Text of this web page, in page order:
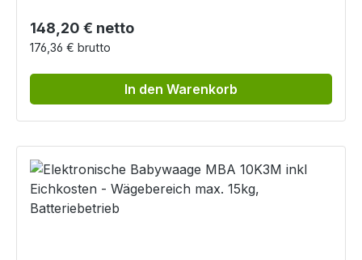
Regulärer Preis:
148,20 € netto
176,36 € brutto
In den Warenkorb